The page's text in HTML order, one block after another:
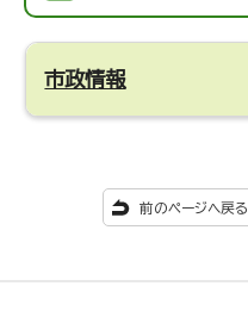
市政情報
前のページへ戻る